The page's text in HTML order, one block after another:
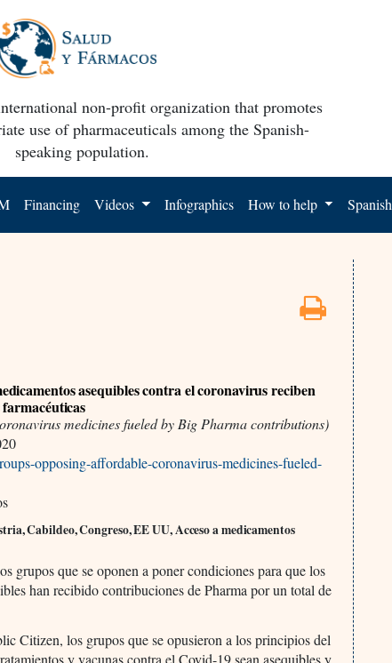
non-profit organization that promotes
use of pharmaceuticals among the Spanish-
speaking population.
Financing Videos Infographics How to help Spanish
asequibles contra el coronavirus reciben
medicines fueled by Big Pharma contributions)
opposing-affordable-coronavirus-medicines-fueled-
Cabildeo, Congreso, EE UU, Acceso a medicamentos
grupos que se oponen a poner condiciones para que los
han recibido contribuciones de Pharma por un total de
Citizen, los grupos que se opusieron a los principios del
y vacunas contra el Covid-19 sean asequibles y